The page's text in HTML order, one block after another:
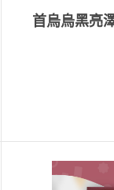
首烏烏黑亮